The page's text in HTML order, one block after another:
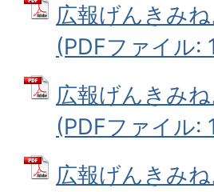
広報げんきみ
(PDFファイル:
広報げんきみ
(PDFファイル:
広報げんきみ